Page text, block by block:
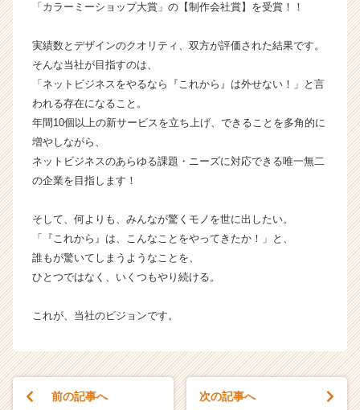
業
ら
ウ
ト
が
く
就
イ
ト
チ
ア
ャ
h
「カラーミーショップ大賞」の【制作会社賞】を受賞！！
実績数とデザインのクオリティ、双方が評価された結果です。
そんな当社が目指すのは、
「ネットビジネスをやるなら『これから』は外せない！」と言
われる存在になること。
年間10個以上の新サービスを立ち上げ、できることを多角的に
増やしながら、
ネットビジネスのあらゆる課題・ニーズに対応できる唯一無二
の企業を目指します！
そして、何よりも、みんなが驚くモノを世に出したい。
「『これから』は、こんなことをやってきたか！」と、
誰もが驚いてしまうようなことを、
ひとつではなく、いくつもやり続ける。
これが、当社のビジョンです。
前の記事へ 次の記事へ